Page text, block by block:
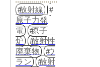
放射線
原子力発
電
原子
炉
放射性
廃棄物
ウ
ラン
放射